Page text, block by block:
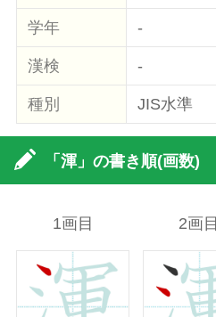
学年 -
漢検 -
種別 JIS水準
「渾」の書き順(画数)
1画目 2画目